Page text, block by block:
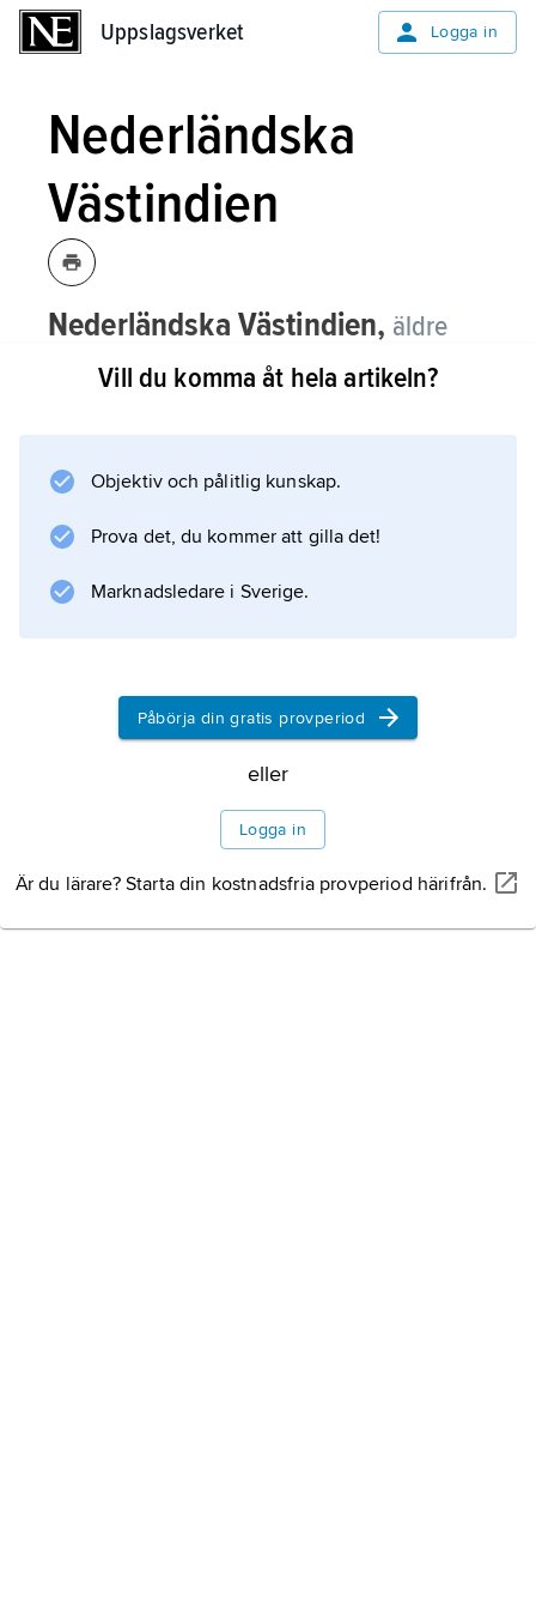
Uppslagsverket Logga in
Nederländska
Västindien
Nederländska Västindien, äldre
benämning på
Nederländska Antillerna
Vill du komma åt hela artikeln?
Objektiv och pålitlig kunskap.
Prova det, du kommer att gilla det!
Marknadsledare i Sverige.
Påbörja din gratis provperiod
eller
Logga in
Är du lärare? Starta din kostnadsfria provperiod härifrån.